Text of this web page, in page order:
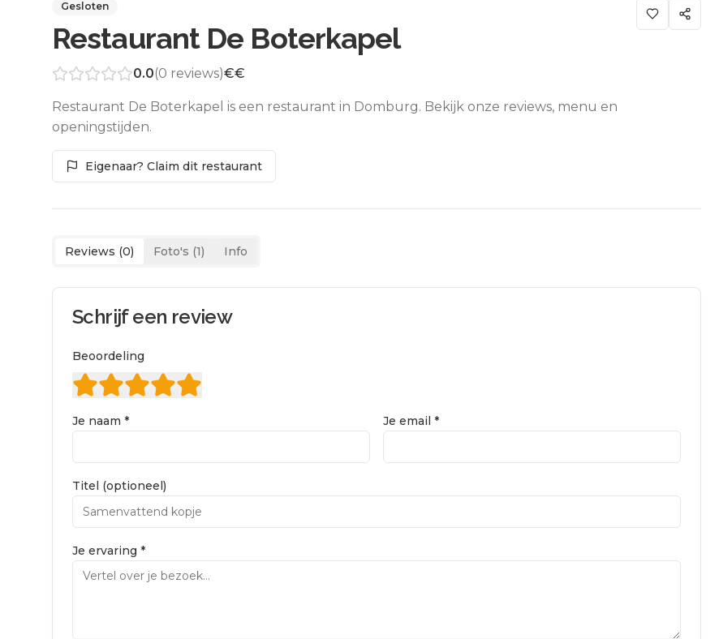
Gesloten
Restaurant De Boterkapel
0.0(0 reviews)€€
Restaurant De Boterkapel is een restaurant in Domburg. Bekijk onze reviews, menu en
openingstijden.
Eigenaar? Claim dit restaurant
Reviews (0) Foto's (1) Info
Schrijf een review
Beoordeling
Je naam * Je email *
Titel (optioneel)
Je ervaring *